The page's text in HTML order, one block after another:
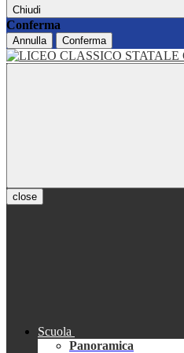
Chiudi
Conferma
Annulla Conferma
close
Scuola
Panoramica